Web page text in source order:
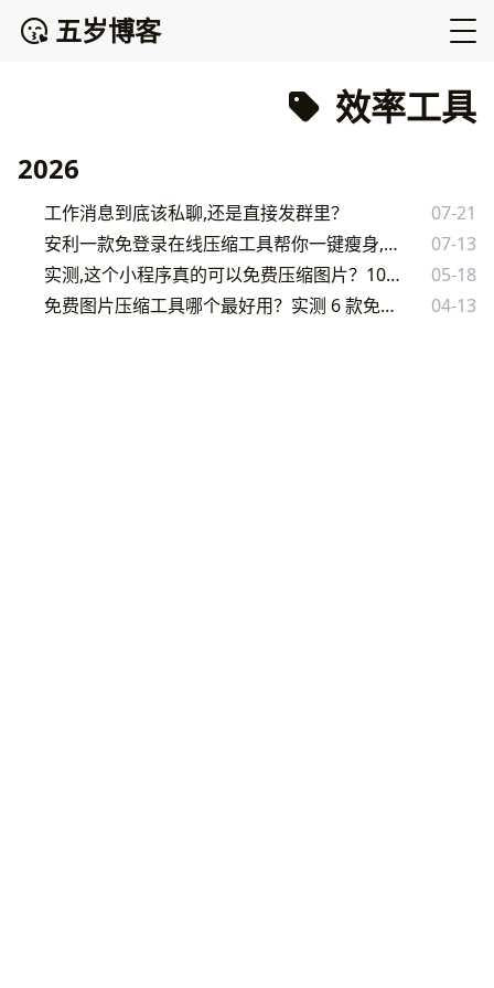
五岁博客
效率工具
2026
工作消息到底该私聊,还是直接发群里？
07-21
安利一款免登录在线压缩工具帮你一键瘦身,手机和电脑都支持
07-13
实测,这个小程序真的可以免费压缩图片？10MB 一秒压到 1.6MB
05-18
免费图片压缩工具哪个最好用？实测 6 款免登录无损压缩网站
04-13